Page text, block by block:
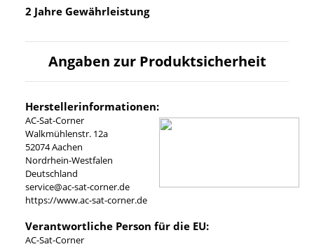
2 Jahre Gewährleistung
Angaben zur Produktsicherheit
Herstellerinformationen:
AC-Sat-Corner
Walkmühlenstr. 12a
52074 Aachen
Nordrhein-Westfalen
Deutschland
service@ac-sat-corner.de
https://www.ac-sat-corner.de
Verantwortliche Person für die EU:
AC-Sat-Corner